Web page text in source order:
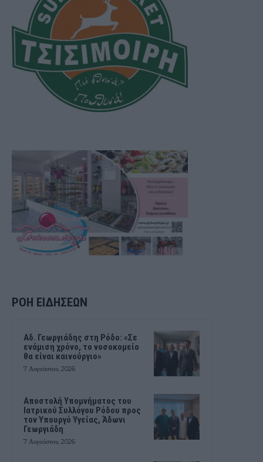
ΡΟΗ ΕΙΔΗΣΕΩΝ
Αδ. Γεωργιάδης στη Ρόδο: «Σε
ενάμιση χρόνο, το νοσοκομείο
θα είναι καινούργιο»
7 Αυγούστου, 2026
Αποστολή Υπομνήματος του
Ιατρικού Συλλόγου Ρόδου προς
τον Υπουργό Υγείας, Άδωνι
Γεωργιάδη
7 Αυγούστου, 2026